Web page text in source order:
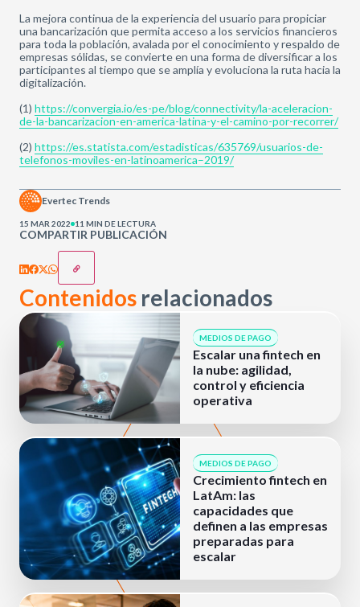
La mejora continua de la experiencia del usuario para propiciar
una bancarización que permita acceso a los servicios financieros
para toda la población, avalada por el conocimiento y respaldo de
empresas sólidas, se convierte en una forma de diversificar a los
participantes al tiempo que se amplía y evoluciona la ruta hacia la
digitalización.
(1) https://convergia.io/es-pe/blog/connectivity/la-aceleracion-
de-la-bancarizacion-en-america-latina-y-el-camino-por-recorrer/
(2) https://es.statista.com/estadisticas/635769/usuarios-de-
telefonos-moviles-en-latinoamerica–2019/
COMPARTIR PUBLICACIÓN
Evertec Trends
15 MAR 2022 11 MIN DE LECTURA
Contenidos relacionados
MEDIOS DE PAGO
Escalar una fintech en
la nube: agilidad,
control y eficiencia
operativa
MEDIOS DE PAGO
Crecimiento fintech en
LatAm: las
capacidades que
definen a las empresas
preparadas para
escalar